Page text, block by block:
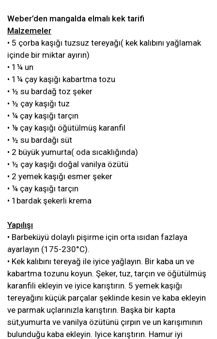
Weber’den mangalda elmalı kek tarifi
Malzemeler
• 5 çorba kaşığı tuzsuz tereyağı( kek kalıbını yağlamak
içinde bir miktar ayırın)
• 1¼ un
• 1¼ çay kaşığı kabartma tozu
• ½ su bardağ toz şeker
• ½ çay kaşığı tuz
• ¼ çay kaşığı tarçın
• ⅛ çay kaşığı öğütülmüş karanfil
• ½ su bardağı süt
• 2 büyük yumurta( oda sıcaklığında)
• ½ çay kaşığı doğal vanilya özütü
• 2 yemek kaşığı esmer şeker
• ¼ çay kaşığı tarçın
• 1bardak şekerli krema
Yapılışı
• Barbeküyü dolaylı pişirme için orta ısıdan fazlaya
ayarlayın (175-230°C).
• Kek kalıbını tereyağ ile iyice yağlayın. Bir kaba un ve
kabartma tozunu koyun. Şeker, tuz, tarçın ve öğütülmüş
karanfili ekleyin ve iyice karıştırın. 5 yemek kaşığı
tereyağını küçük parçalar şeklinde kesin ve kaba ekleyin
ve parmak uçlarınızla karıştırın. Başka bir kapta
süt,yumurta ve vanilya özütünü çırpın ve un karışımının
bulunduğu kaba ekleyin. Iyice karıştırın. Hamur iyi